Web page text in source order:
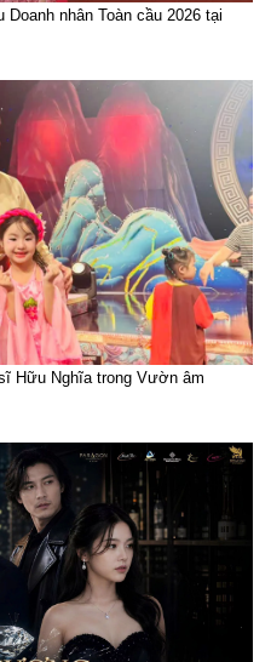
nhân Toàn cầu 2026 tại
Hữu Nghĩa trong Vườn âm